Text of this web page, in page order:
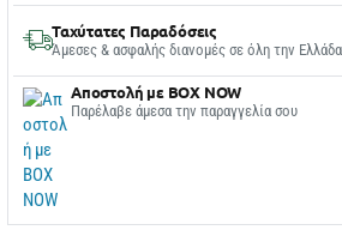
Ταχύτατες Παραδόσεις
Άμεσες & ασφαλής διανομές σε όλη την Ελλάδα
Αποστολή με BOX NOW
Παρέλαβε άμεσα την παραγγελία σου